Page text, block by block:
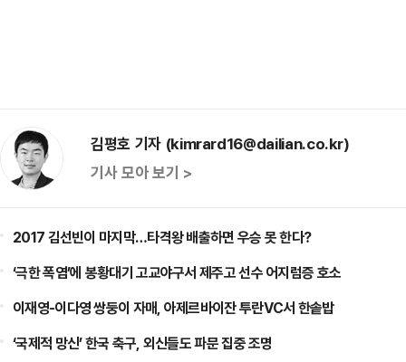
김평호 기자 (kimrard16@dailian.co.kr)
기사 모아 보기 >
2017 김선빈이 마지막…타격왕 배출하면 우승 못 한다?
‘극한 폭염’에 봉황대기 고교야구서 제주고 선수 어지럼증 호소
이재영-이다영 쌍둥이 자매, 아제르바이잔 투란VC서 한솥밥
‘국제적 망신’ 한국 축구, 외신들도 파문 집중 조명